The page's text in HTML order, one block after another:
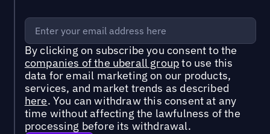
By clicking on subscribe you consent to the
companies of the uberall groupto use this
data for email marketing on our products,
services, and market trends as described
here. You can withdraw this consent at any
time without affecting the lawfulness of the
processing before its withdrawal.